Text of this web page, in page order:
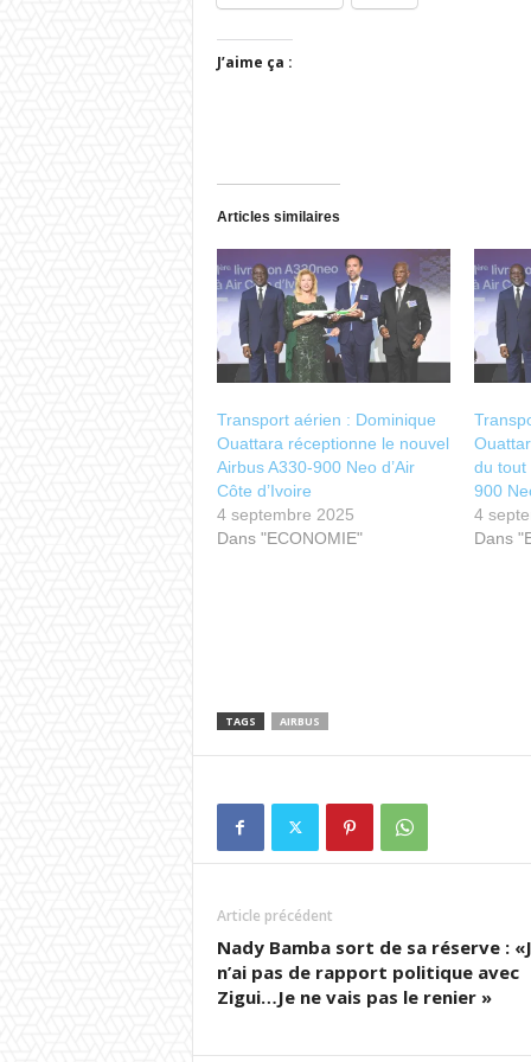
J’aime ça :
Articles similaires
Transport aérien : Dominique
Ouattara réceptionne le nouvel
Airbus A330-900 Neo d’Air
Côte d’Ivoire
4 septembre 2025
Dans "ECONOMIE"
du tout
900
4
Dans
TAGS AIRBUS
Article précédent
Nady Bamba sort de sa réserve :
n’ai pas de rapport politique avec
Zigui…Je ne vais pas le renier »